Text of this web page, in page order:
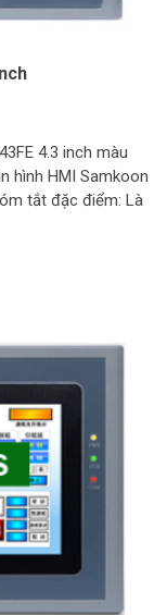
4.3 inch màu
hình HMI Samkoon
tắt đặc điểm: Là